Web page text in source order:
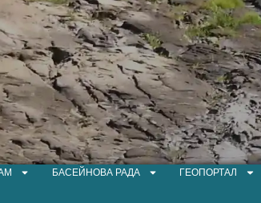
БАСЕЙНОВА РАДА ГЕОПОРТАЛ